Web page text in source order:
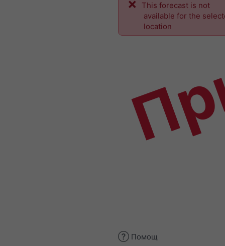
This forecast is not
available for the
location
Помощ